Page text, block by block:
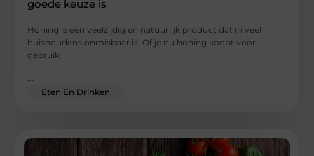
goede keuze is
Honing is een veelzijdig en natuurlijk product dat in veel
huishoudens onmisbaar is. Of je nu honing koopt voor
gebruik
Eten En Drinken